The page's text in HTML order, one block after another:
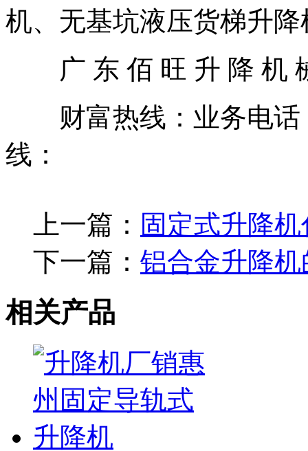
机、无基坑液压货梯升
广 东 佰 旺 升 降 机
财富热线：业务电话
线：
上一篇： 固定式升降
下一篇： 铝合金升降
相关产品